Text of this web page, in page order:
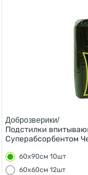
Доброзверики/
Подстилки
Суперабсорбентом
60х90см 10шт
60х60см 12шт